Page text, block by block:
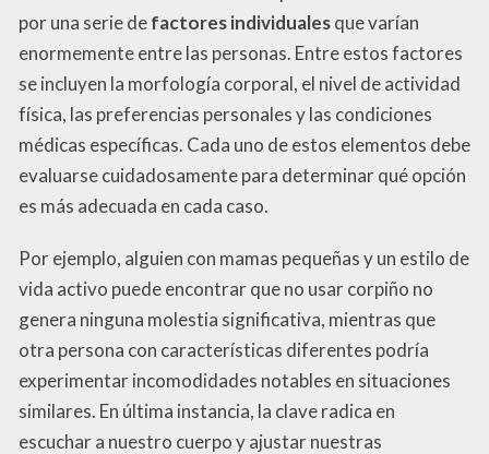
por una serie defactores individualesque varían
enormemente entre las personas. Entre estos factores
se incluyen la morfología corporal, el nivel de actividad
física, las preferencias personales y las condiciones
médicas específicas. Cada uno de estos elementos debe
evaluarse cuidadosamente para determinar qué opción
es más adecuada en cada caso.
Por ejemplo, alguien con mamas pequeñas y un estilo de
vida activo puede encontrar que no usar corpiño no
genera ninguna molestia significativa, mientras que
otra persona con características diferentes podría
experimentar incomodidades notables en situaciones
similares. En última instancia, la clave radica en
escuchar a nuestro cuerpo y ajustar nuestras